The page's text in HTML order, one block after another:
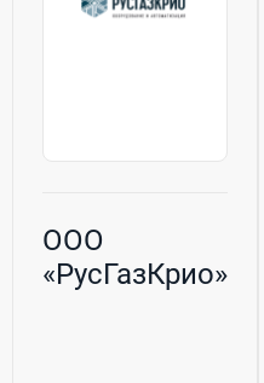
ООО
«РусГазКрио»